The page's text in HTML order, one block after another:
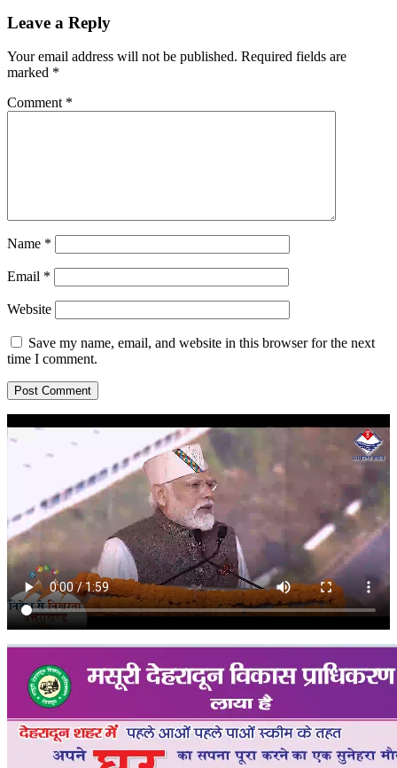
Leave a Reply
Your email address will not be published. Required fields are
marked *
Comment *
Name *
Email *
Website
Save my name, email, and website in this browser for the next
time I comment.